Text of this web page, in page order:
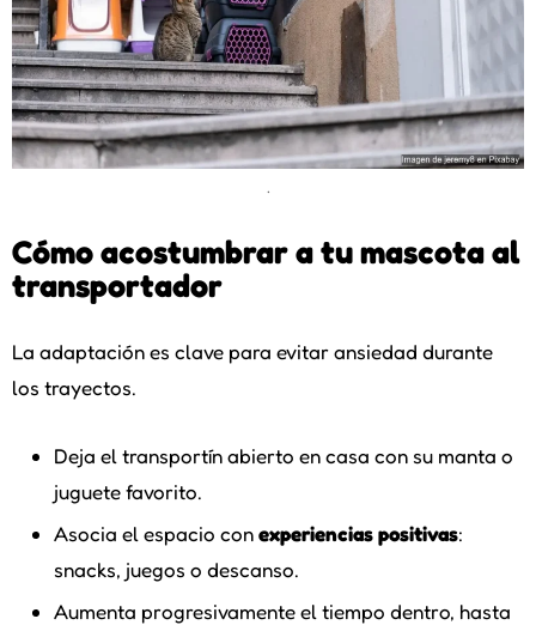
.
Cómo acostumbrar a tu mascota al
transportador
La adaptación es clave para evitar ansiedad durante
los trayectos.
Deja el transportín abierto en casa con su manta o
juguete favorito.
Asocia el espacio conexperiencias positivas:
snacks, juegos o descanso.
Aumenta progresivamente el tiempo dentro, hasta